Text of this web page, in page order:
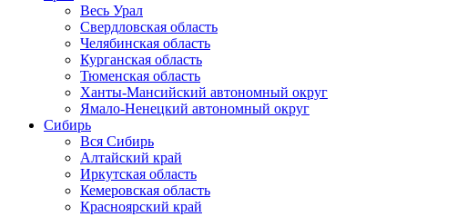
Весь Урал
Свердловская область
Челябинская область
Курганская область
Тюменская область
Ханты-Мансийский автономный округ
Ямало-Ненецкий автономный округ
Сибирь
Вся Сибирь
Алтайский край
Иркутская область
Кемеровская область
Красноярский край